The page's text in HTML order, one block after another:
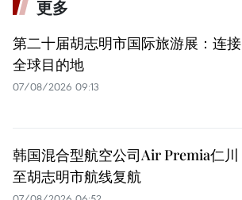
更多
第二十届胡志明市国际旅游展：连接
全球目的地
07/08/2026 09:13
韩国混合型航空公司Air Premia仁川
至胡志明市航线复航